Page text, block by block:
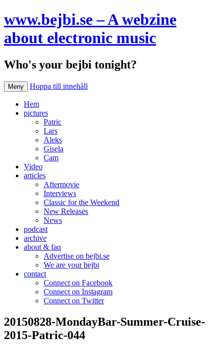
www.bejbi.se – A webzine
about electronic music
Who's your bejbi tonight?
Meny Hoppa till innehåll
Hem
pictures
Patric
Lars
Aleks
Gisela
Cam
Video
articles
Aftermovie
Interviews
Classic for the Weekend
New Releases
News
podcast
archive
about & faq
Advertise on bejbi.se
We are your bejbi
contact
Connect on Facebook
Connect on Instagram
Connect on Twitter
20150828-MondayBar-Summer-Cruise-
2015-Patric-044